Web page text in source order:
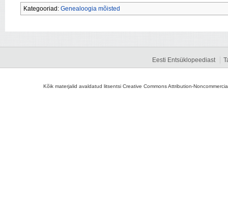
Kategooriad: Genealoogia mõisted
Eesti Entsüklopeediast
Kõik materjalid avaldatud litsentsi Creative Commons Attribution-